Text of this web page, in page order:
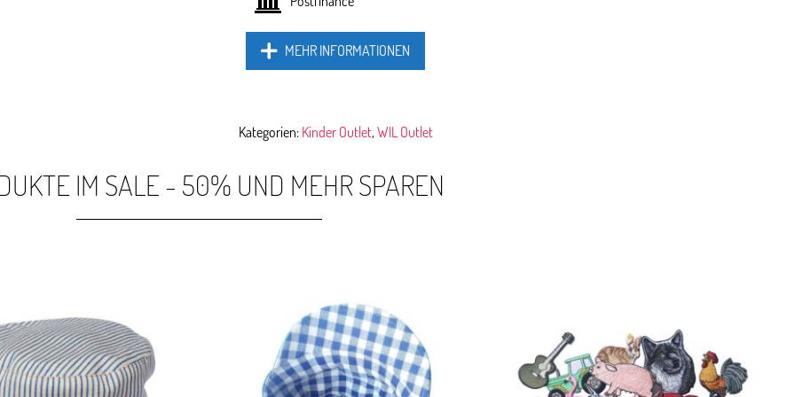
MEHR INFORMATIONEN
Kategorien: Kinder Outlet, WIL Outlet
IM SALE - 50% UND MEHR SPAREN